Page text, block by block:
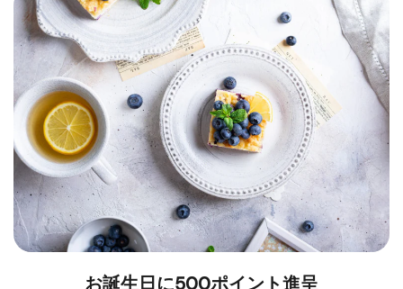
お誕生日に500ポイント進呈